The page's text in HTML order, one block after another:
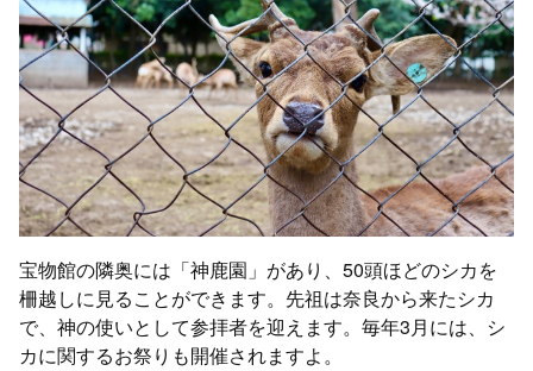
宝物館の隣奥には「神鹿園」があり、50頭ほどのシカを
柵越しに見ることができます。先祖は奈良から来たシカ
で、神の使いとして参拝者を迎えます。毎年3月には、シ
カに関するお祭りも開催されますよ。